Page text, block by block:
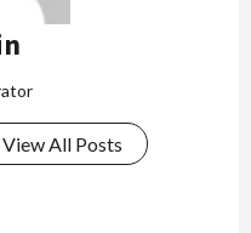
View All Posts